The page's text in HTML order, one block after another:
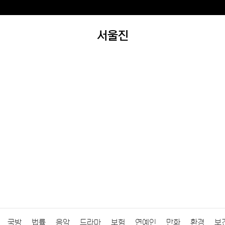
서울진
국방 법률 음악 드라마 보험 연예인 만화 환경 보